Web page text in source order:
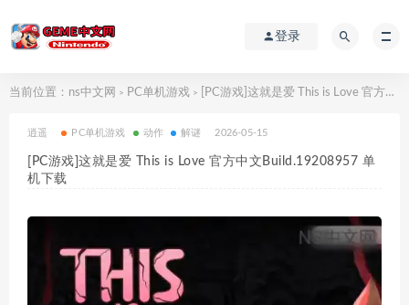
登录
当前位置： ns中文网 > PC单机游戏 > [PC游戏]这就是爱 This is Love 官方中文Build.19208957 单机下载
逍遥 PC单机游戏 动作 解谜 2026-05-15
[PC游戏]这就是爱 This is Love 官方中文Build.19208957 单
机下载